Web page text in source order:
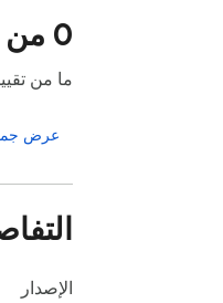
‫0 من 5
ما من
عرض
الإصدار